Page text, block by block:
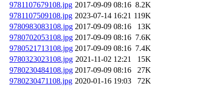
9781107679108.jpg 2017-09-09 08:16 8.2K
9781107509108.jpg 2023-07-14 16:21 119K
9780983083108.jpg 2017-09-09 08:16
13K
9780702053108.jpg 2017-09-09 08:16 7.6K
9780521713108.jpg 2017-09-09 08:16 7.4K
9780323023108.jpg 2021-11-02 12:21
15K
9780230484108.jpg 2017-09-09 08:16
27K
9780230471108.jpg 2020-01-16 19:03
72K